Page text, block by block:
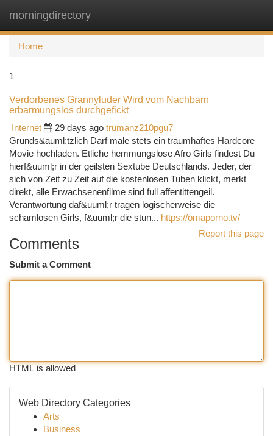
morningdirectory
Home
1
Verdorbenes Grannyluder Wird vom Nachbarn
erbarmungslos durchgefickt
Internet
29 days ago trumanz210pgu7
Grunds&auml;tzlich Darf male stets ein traumhaftes Hardcore
Movie hochladen. Etliche hemmungslose Afro Girls findest Du
hierf&uuml;r in der geilsten Sextube Deutschlands. Jeder, der
sich von Zeit zu Zeit auf die kostenlosen Tuben klickt, merkt
direkt, alle Erwachsenenfilme sind full affentittengeil.
Verantwortung daf&uuml;r tragen logischerweise die
schamlosen Girls, f&uuml;r die stun... https://omaporno.tv/
Report this page
Comments
Submit a Comment
HTML is allowed
Web Directory Categories
Arts
Business